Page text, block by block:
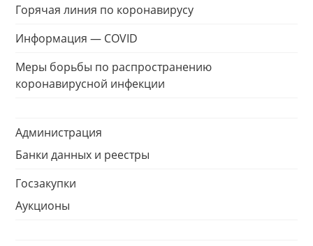
Горячая линия по коронавирусу
Информация — COVID
Меры борьбы по распространению
коронавирусной инфекции
Администрация
Банки данных и реестры
Госзакупки
Аукционы